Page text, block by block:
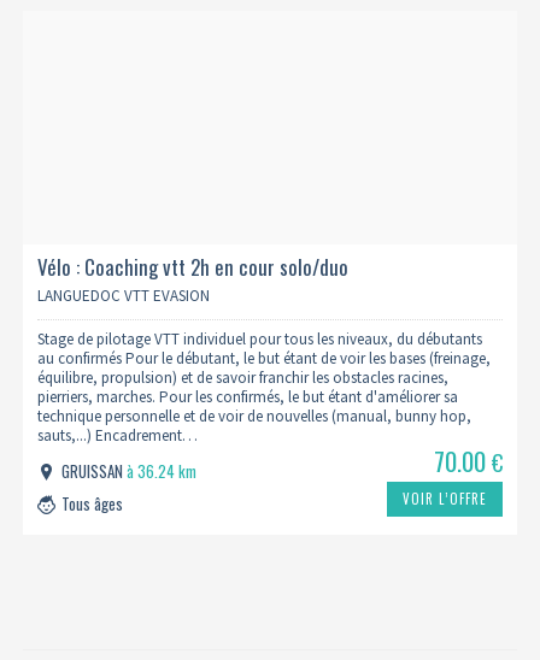
Vélo : Coaching vtt 2h en cour solo/duo
LANGUEDOC VTT EVASION
Stage de pilotage VTT individuel pour tous les niveaux, du débutants
au confirmés Pour le débutant, le but étant de voir les bases (freinage,
équilibre, propulsion) et de savoir franchir les obstacles racines,
pierriers, marches. Pour les confirmés, le but étant d'améliorer sa
technique personnelle et de voir de nouvelles (manual, bunny hop,
sauts,...) Encadrement…
GRUISSANà 36.24 km
Tous âges
70.00€
VOIR L’OFFRE